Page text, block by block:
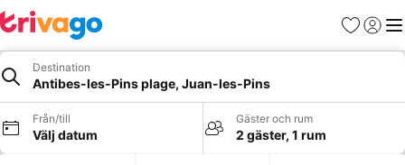
Favoriter
Logga
Destination
Antibes-les-Pins plage, Juan-les-Pins
Från/till
Välj datum
Gäster och rum
2 gäster, 1 rum